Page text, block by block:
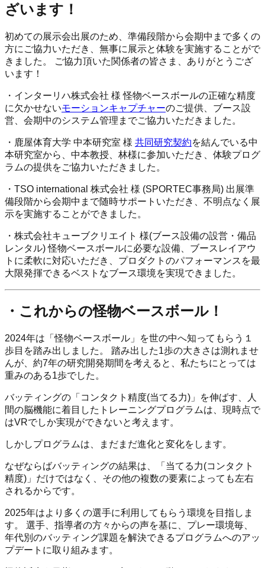
ざいます！
初めての展示会出展のため、準備段階から会期中まで多くの
方にご協力いただき、無事に展示と体験を実施することがで
きました。 ご協力頂いた関係者の皆さま、ありがとうござ
います！
・インターリハ株式会社 様 怪物ベースボールの正確な精度
に欠かせないモーションキャプチャーのご提供、ブース設
営、会期中のシステム管理までご協力いただきました。
・鹿屋体育大学 中本研究室 様 共同研究契約を結んでいる中
本研究室から、中本教授、林様に参加いただき、体験プログ
ラムの提供をご協力いただきました。
・TSO international 株式会社 様 (SPORTEC事務局) 出展準
備段階から会期中まで随時サポートいただき、不明点なく展
示を実施することができました。
・株式会社キューブクリエイト 様(ブース設備の設営・備品
レンタル) 怪物ベースボールに必要な設備、ブースレイアウ
トに柔軟に対応いただき、プロダクトのパフォーマンスを最
大限発揮できるベストなブース環境を実現できました。
・これからの怪物ベースボール！
2024年は「怪物ベースボール」を世の中へ知ってもらう１
歩目を踏み出しました。 踏み出した1歩の大きさは測れませ
んが、約7年の研究開発期間を考えると、私たちにとっては
重みのある1歩でした。
バッティングの「コンタクト精度(当てる力)」を伸ばす、人
間の脳機能に着目したトレーニングプログラムは、現時点で
はVRでしか実現ができないと考えます。
しかしプログラムは、まだまだ進化と変化をします。
なぜならばバッティングの結果は、「当てる力(コンタクト
精度)」だけではなく、その他の複数の要素によっても左右
されるからです。
2025年はより多くの選手に利用してもらう環境を目指しま
す。 選手、指導者の方々からの声を基に、プレー環境毎、
年代別のバッティング課題を解決できるプログラムへのアッ
プデートに取り組みます。